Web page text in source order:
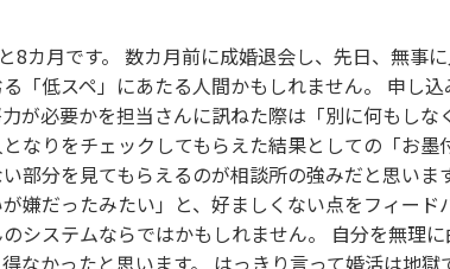
8カ月です。 数カ月前に成婚退会し、先日、無事
「低スペ」にあたる人間かもしれません。 申し
が必要かを担当さんに訊ねた際は「別に何もし
なりをチェックしてもらえた結果としての「お墨
部分を見てもらえるのが相談所の強みだと思い
嫌だったみたい」と、好ましくない点をフィー
システムならではかもしれません。 自分を無理
なかったと思います。 はっきり言って婚活は地